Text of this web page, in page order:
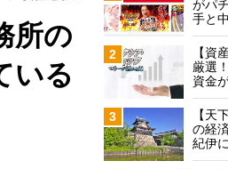
所の
いる
がパ
手と
2
【資
厳選
資金
3
【天
の経
紀伊